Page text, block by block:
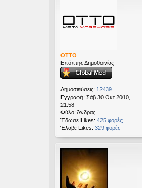
OTTO
Επόπτης Δημοθοινίας
Δημοσιεύσεις: 12439
Εγγραφή: Σάβ 30 Οκτ 2010,
21:58
Φύλο: Άνδρας
Έδωσε Likes: 425 φορές
Έλαβε Likes: 329 φορές